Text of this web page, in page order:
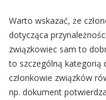
Warto wskazać, że
dotycząca
związkowiec sam to
to szczególną kategorią
członkowie związków
np. dokument